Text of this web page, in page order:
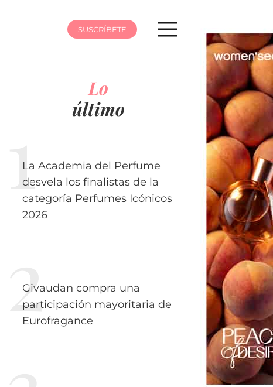
SUSCRÍBETE
Lo
último
La Academia del Perfume
desvela los finalistas de la
categoría Perfumes Icónicos
2026
Givaudan compra una
participación mayoritaria de
Eurofragance